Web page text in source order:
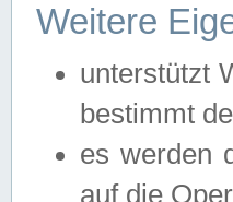
Weitere
unterstützt
bestimmt
es werden
auf die